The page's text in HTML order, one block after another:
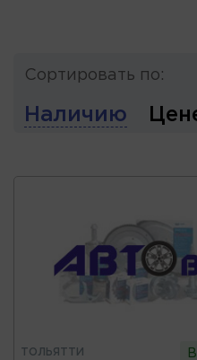
Сортировать по:
Наличию
ТОЛЬЯТТИ